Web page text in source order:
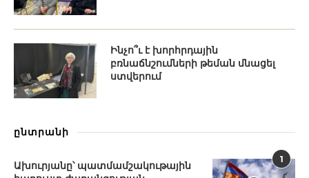
Ինչո՞ւ է խորհրդային
բռնաճնշումների թեման մնացել
ստվերում
ընտրանի
1
Ախուրյանը՝ պատմամշակութային